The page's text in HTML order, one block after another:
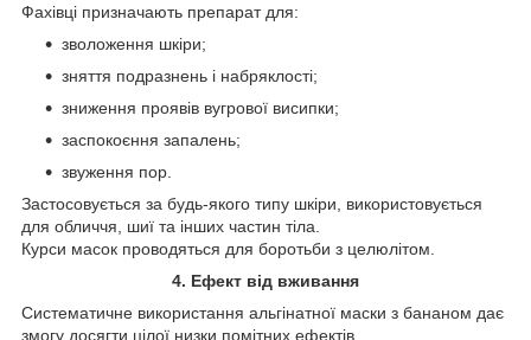
Фахівці призначають препарат для:
зволоження шкіри;
зняття подразнень і набряклості;
зниження проявів вугрової висипки;
заспокоєння запалень;
звуження пор.
Застосовується за будь-якого типу шкіри, використовується
для обличчя, шиї та інших частин тіла.
Курси масок проводяться для боротьби з целюлітом.
4. Ефект від вживання
Систематичне використання альгінатної маски з бананом дає
змогу досягти цілої низки помітних ефектів.